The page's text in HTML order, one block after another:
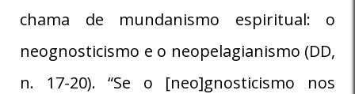
chama de mundanismo espiritual: o
neognosticismo e o neopelagianismo (DD,
n. 17-20). “Se o [neo]gnosticismo nos